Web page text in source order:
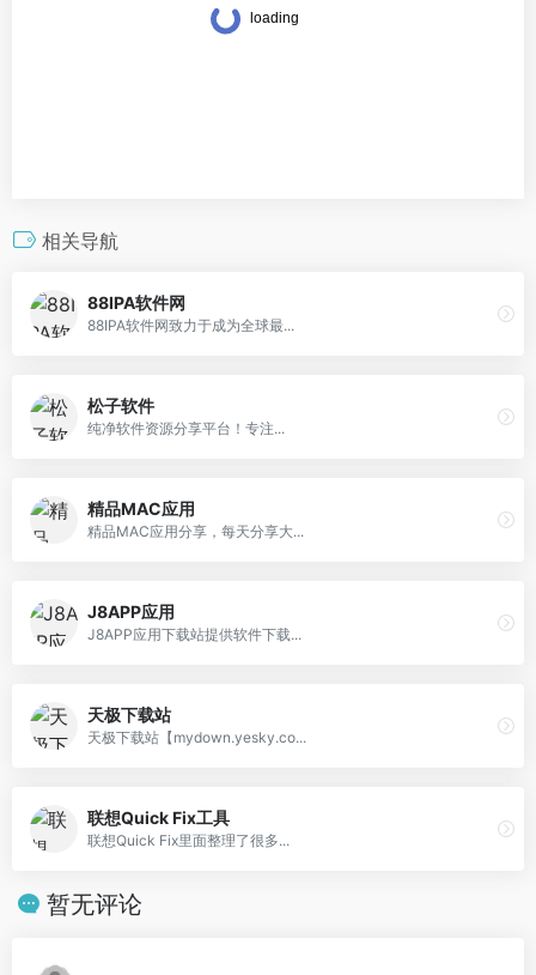
相关导航
88IPA软件网
88IPA软件网致力于成为全球最...
松子软件
纯净软件资源分享平台！专注...
精品MAC应用
精品MAC应用分享，每天分享大...
J8APP应用
J8APP应用下载站提供软件下载...
天极下载站
天极下载站【mydown.yesky.co...
联想Quick Fix工具
联想Quick Fix里面整理了很多...
暂无评论